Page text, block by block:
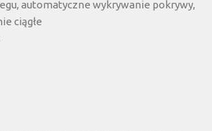
automatyczne wykrywanie pokrywy,
ciągłe